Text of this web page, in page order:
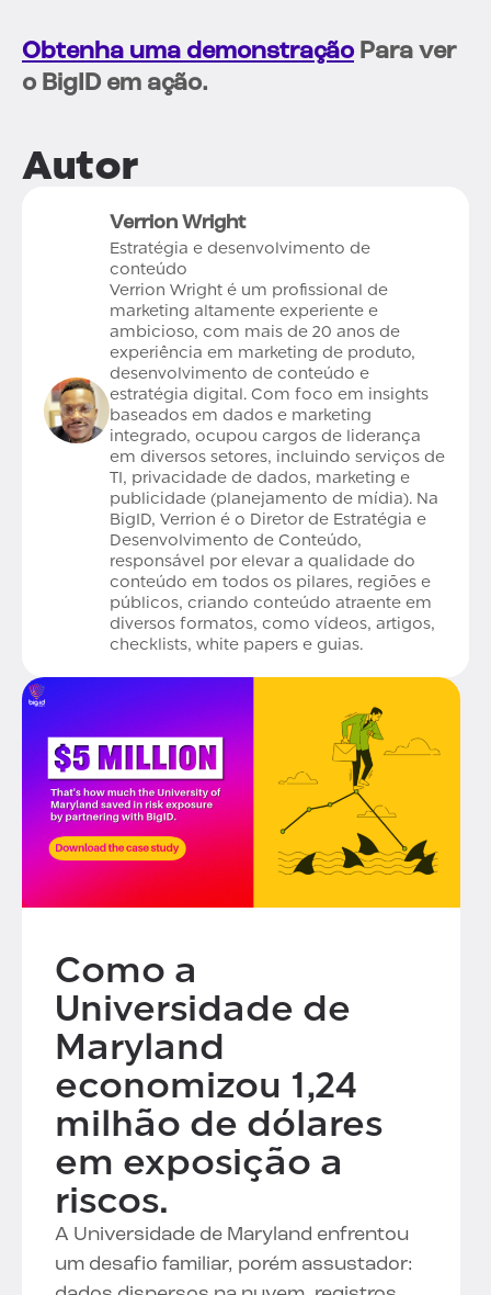
Obtenha uma demonstração Para ver
o BigID em ação.
Autor
Verrion Wright
Estratégia e desenvolvimento de
conteúdo
Verrion Wright é um profissional de
marketing altamente experiente e
ambicioso, com mais de 20 anos de
experiência em marketing de produto,
desenvolvimento de conteúdo e
estratégia digital. Com foco em insights
baseados em dados e marketing
integrado, ocupou cargos de liderança
em diversos setores, incluindo serviços de
TI, privacidade de dados, marketing e
publicidade (planejamento de mídia). Na
BigID, Verrion é o Diretor de Estratégia e
Desenvolvimento de Conteúdo,
responsável por elevar a qualidade do
conteúdo em todos os pilares, regiões e
públicos, criando conteúdo atraente em
diversos formatos, como vídeos, artigos,
checklists, white papers e guias.
Como a
Universidade de
Maryland
economizou 1,24
milhão de dólares
em exposição a
riscos.
A Universidade de Maryland enfrentou
um desafio familiar, porém assustador: